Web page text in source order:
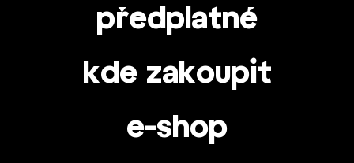
předplatné
kde zakoupit
e-shop